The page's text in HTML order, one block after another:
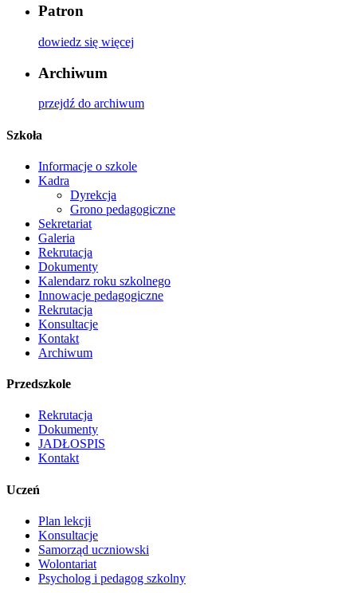
Patron
dowiedz się więcej
Archiwum
przejdź do archiwum
Szkoła
Informacje o szkole
Kadra
Dyrekcja
Grono pedagogiczne
Sekretariat
Galeria
Rekrutacja
Dokumenty
Kalendarz roku szkolnego
Innowacje pedagogiczne
Rekrutacja
Konsultacje
Kontakt
Archiwum
Przedszkole
Rekrutacja
Dokumenty
JADŁOSPIS
Kontakt
Uczeń
Plan lekcji
Konsultacje
Samorząd uczniowski
Wolontariat
Psycholog i pedagog szkolny